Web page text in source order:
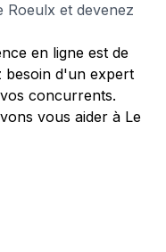
Roeulx et devenez
en ligne est de
besoin d'un expert
concurrents.
vous aider à Le